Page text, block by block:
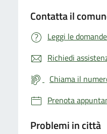
Contatta il
Leggi le
Richiedi
Chiama il
Prenota
Problemi in città